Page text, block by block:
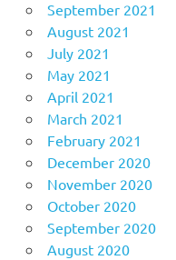
September 2021
August 2021
July 2021
May 2021
April 2021
March 2021
February 2021
December 2020
November 2020
October 2020
September 2020
August 2020